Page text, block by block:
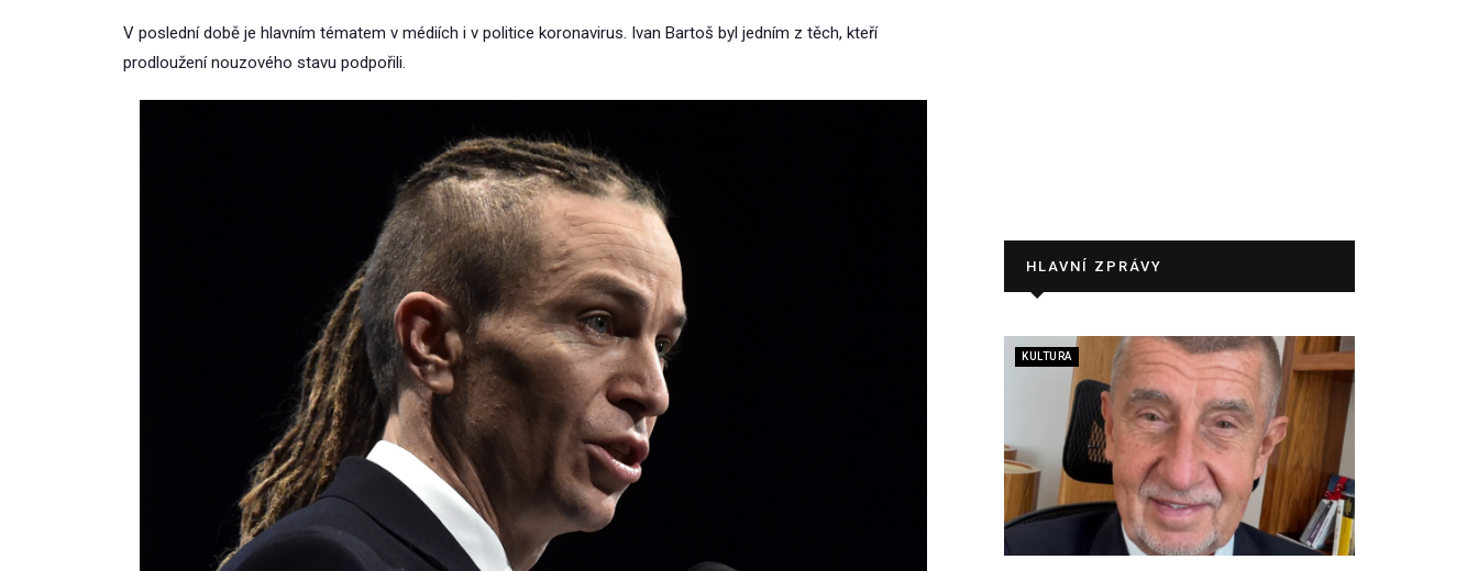
V poslední době je hlavním tématem v médiích i v politice koronavirus. Ivan Bartoš byl jedním z těch, kteří
prodloužení nouzového stavu podpořili.
HLAVNÍ ZPRÁVY
KULTURA